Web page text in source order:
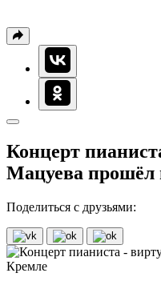
Концерт
Мацуева прошёл
Поделиться с друзьями: